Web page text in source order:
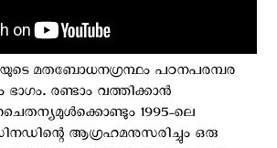
മതബോധനഗ്രന്ഥം പഠനപരമ്പര
രണ്ടാം വത്തിക്കാൻ
1995-ലെ
ആഗ്രഹമനുസരിച്ചും ഒരു